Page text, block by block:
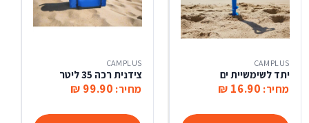
CAMPLUS
יתד לשימשיית ים
מחיר: 16.90 ₪
CAMPLUS
צידנית רכה 35 ליטר
מחיר: 99.90 ₪